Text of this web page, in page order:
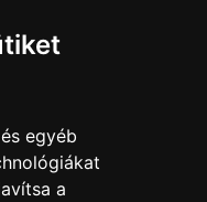
egyéb
a